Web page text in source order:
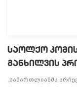
საოლქო
განხილვის
„სამართლიანმა